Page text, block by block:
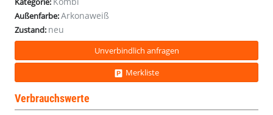
Außenfarbe:Arkonaweiß
Zustand: neu
Unverbindlich anfragen
Merkliste
Verbrauchswerte